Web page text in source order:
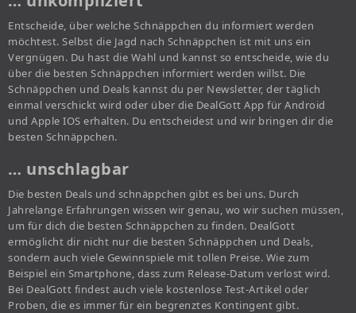
Entscheide, über welche Schnäppchen du informiert werden
möchtest. Selbst die Jagd nach Schnäppchen ist mit uns ein
Vergnügen. Du hast die Wahl und kannst so entscheide, wie du
über die besten Schnäppchen informiert werden willst. Die
Schnäppchen und Deals kannst du per Newsletter, der täglich
einmal verschickt wird oder über die DealGott App für Android
und Apple IOS erhalten. Du entscheidest und wir bringen dir die
besten Schnäppchen.
… unschlagbar
Die besten Deals und schnäppchen gibt es bei uns. Durch
Jahrelange Erfahrungen wissen wir genau, wo wir suchen müssen,
um für dich die besten Schnäppchen zu finden. DealGott
ermöglicht dir nicht nur die besten Schnäppchen und Deals,
sondern auch viele Gewinnspiele mit tollen Preise. Wie zum
Beispiel ein Smartphone, dass zum Release-Datum verlost wird.
Bei DealGott findest auch viele kostenlose Test-Artikel oder
Proben, die es immer für ein begrenztes Kontingent gibt.